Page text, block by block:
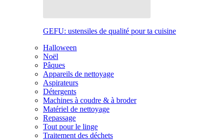
GEFU: ustensiles de qualité pour ta cuisine
Halloween
Noël
Pâques
Appareils de nettoyage
Aspirateurs
Détergents
Machines à coudre & à broder
Matériel de nettoyage
Repassage
Tout pour le linge
Traitement des déchets